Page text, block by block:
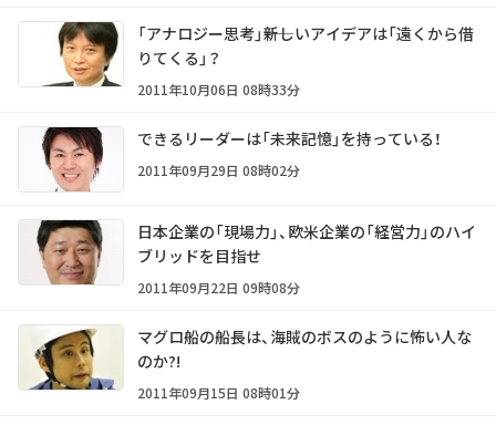
「アナロジー思考」――新しいアイデアは「遠くから借
りてくる」？
2011年10月06日 08時33分
できるリーダーは「未来記憶」を持っている！
2011年09月29日 08時02分
日本企業の「現場力」、欧米企業の「経営力」のハイ
ブリッドを目指せ
2011年09月22日 09時08分
マグロ船の船長は、海賊のボスのように怖い人な
のか?!
2011年09月15日 08時01分